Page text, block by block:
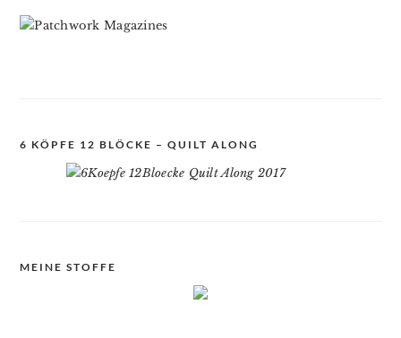
6 KÖPFE 12 BLÖCKE – QUILT ALONG
MEINE STOFFE